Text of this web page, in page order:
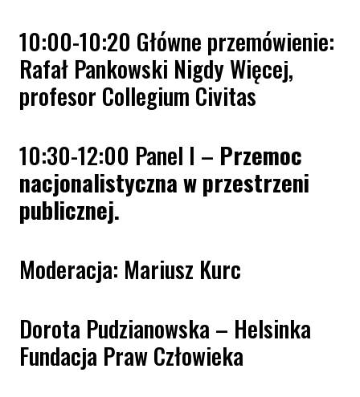
10:00-10:20 Główne przemówienie:
Rafał Pankowski Nigdy Więcej,
profesor Collegium Civitas
10:30-12:00 Panel I – Przemoc
nacjonalistyczna w przestrzeni
publicznej.
Moderacja: Mariusz Kurc
Dorota Pudzianowska – Helsinka
Fundacja Praw Człowieka